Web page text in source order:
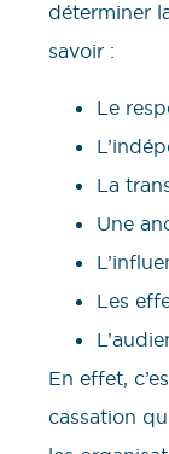
déterminer
savoir :
Le
La
Une
Les
En effet,
cassation